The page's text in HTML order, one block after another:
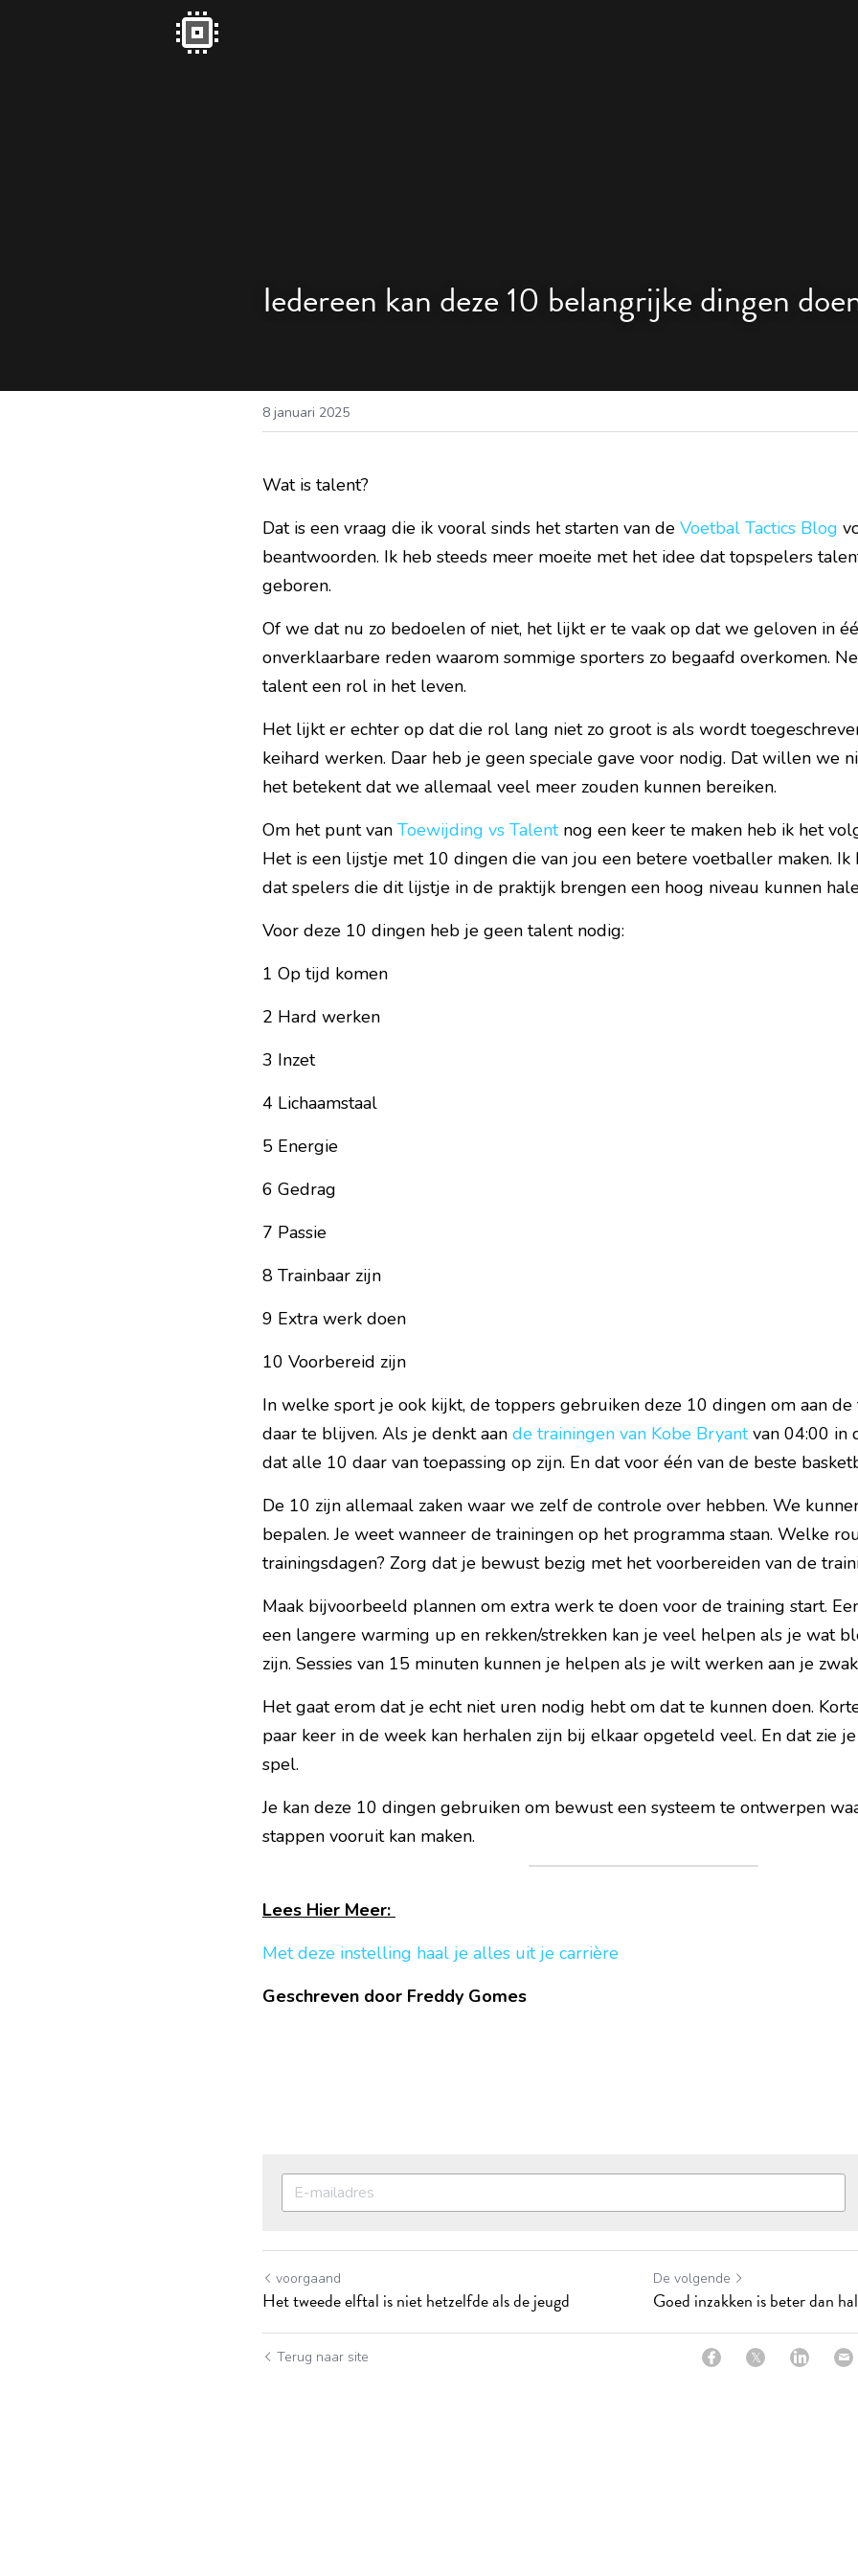
Iedereen kan deze 10 belangrijke dingen
8 januari 2025
Wat is talent?
Dat is een vraag die ik vooral sinds het starten van de Voetbal Tactics Blog
beantwoorden. Ik heb steeds meer moeite met het idee dat topspelers
geboren.
Of we dat nu zo bedoelen of niet, het lijkt er te vaak op dat we geloven in
onverklaarbare reden waarom sommige sporters zo begaafd overkomen.
talent een rol in het leven.
Het lijkt er echter op dat die rol lang niet zo groot is als wordt
keihard werken. Daar heb je geen speciale gave voor nodig. Dat willen we
het betekent dat we allemaal veel meer zouden kunnen bereiken.
Om het punt van Toewijding vs Talent nog een keer te maken heb ik het
Het is een lijstje met 10 dingen die van jou een betere voetballer maken.
dat spelers die dit lijstje in de praktijk brengen een hoog niveau kunnen
Voor deze 10 dingen heb je geen talent nodig:
1 Op tijd komen
2 Hard werken
3 Inzet
4 Lichaamstaal
5 Energie
6 Gedrag
7 Passie
8 Trainbaar zijn
9 Extra werk doen
10 Voorbereid zijn
In welke sport je ook kijkt, de toppers gebruiken deze 10 dingen om aan de
daar te blijven. Als je denkt aan de trainingen van Kobe Bryant van 04:00 in
dat alle 10 daar van toepassing op zijn. En dat voor één van de beste
De 10 zijn allemaal zaken waar we zelf de controle over hebben. We
bepalen. Je weet wanneer de trainingen op het programma staan. Welke
trainingsdagen? Zorg dat je bewust bezig met het voorbereiden van de
Maak bijvoorbeeld plannen om extra werk te doen voor de training start.
een langere warming up en rekken/strekken kan je veel helpen als je wat
zijn. Sessies van 15 minuten kunnen je helpen als je wilt werken aan je
Het gaat erom dat je echt niet uren nodig hebt om dat te kunnen doen.
paar keer in de week kan herhalen zijn bij elkaar opgeteld veel. En dat zie
spel.
Je kan deze 10 dingen gebruiken om bewust een systeem te ontwerpen
stappen vooruit kan maken.
Lees Hier Meer:
Met deze instelling haal je alles uit je carrière
Geschreven door Freddy Gomes
voorgaand
Het tweede elftal is niet hetzelfde als de jeugd
De volgende
Goed inzakken is beter dan
Terug naar site